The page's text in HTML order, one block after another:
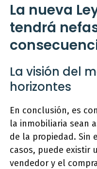
La nueva
tendrá
La visión del
horizontes
En conclusión, es
la inmobiliaria sean
de la propiedad. Sin
casos, puede existir
vendedor y el